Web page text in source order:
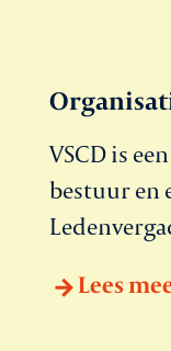
VSCD is
bestuur en
Lees